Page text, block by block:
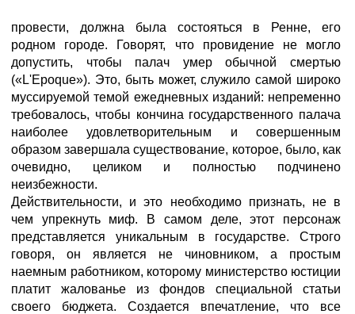
провести, должна была состояться в Ренне, его
родном городе. Говорят, что провидение не могло
допустить, чтобы палач умер обычной смертью
(«L'Epoque»). Это, быть может, служило самой широко
муссируемой темой ежедневных изданий: непременно
требовалось, чтобы кончина государственного палача
наиболее удовлетворительным и совершенным
образом завершала существование, которое, было, как
очевидно, целиком и полностью подчинено
неизбежности.
Действительности, и это необходимо признать, не в
чем упрекнуть миф. В самом деле, этот персонаж
представляется уникальным в государстве. Строго
говоря, он является не чиновником, а простым
наемным работником, которому министерство юстиции
платит жалованье из фондов специальной статьи
своего бюджета. Создается впечатление, что все